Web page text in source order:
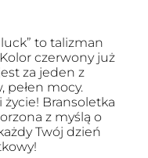
to talizman
czerwony już
za jeden z
pełen mocy.
życie! Bransoletka
z myślą o
Twój dzień